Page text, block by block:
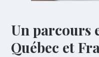
Un parcours
Québec et